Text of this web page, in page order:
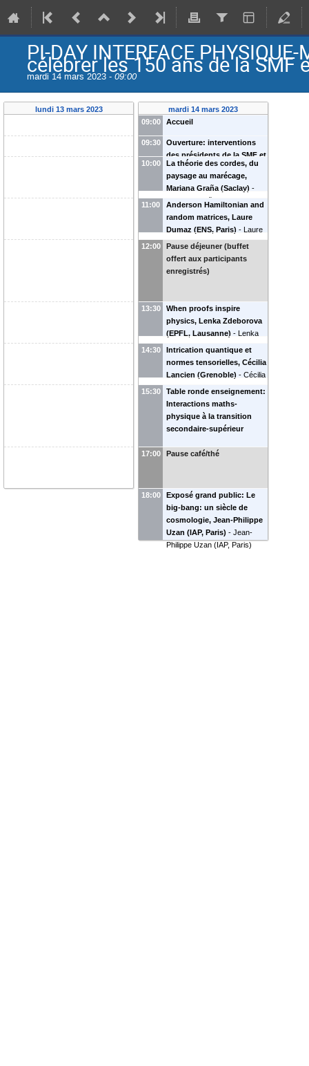
PI-DAY INTERFACE
célébrer les 150 ans de la SMF
mardi 14 mars 2023 - 09:00
lundi 13 mars 2023
mardi 14 mars 2023
09:00
Accueil
09:30
Ouverture: interventions
des présidents de la SMF et
de la SFP
10:00
La théorie des cordes, du
paysage au marécage,
Mariana Graña (Saclay) -
Mariana Graña
(IPhT, U.
Paris-Saclay, CEA
11:00
Anderson Hamiltonian and
random matrices, Laure
Dumaz (ENS, Paris) - Laure
Dumaz (DMA, Ecole normale
Supérieure, Paris )
12:00
Pause déjeuner (buffet
offert aux participants
enregistrés)
13:30
When proofs inspire
physics, Lenka Zdeborova
(EPFL, Lausanne) - Lenka
Zdeborova
EPFL & CNRS
14:30
Intrication quantique et
normes tensorielles, Cécilia
Lancien (Grenoble) - Cécilia
Lancien
Institut Fourier,
Grenoble
15:30
Table ronde enseignement:
Interactions maths-
physique à la transition
secondaire-supérieur
17:00 Pause café/thé
18:00
Exposé grand public: Le
big-bang: un siècle de
cosmologie, Jean-Philippe
Uzan (IAP, Paris) - Jean-
Philippe Uzan (IAP, Paris)